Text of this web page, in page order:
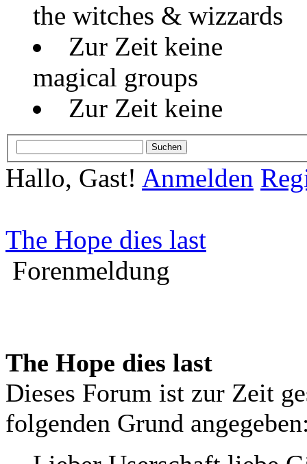
the witches & wizzards
Zur Zeit keine
magical groups
Zur Zeit keine
Hallo, Gast! Anmelden
The Hope dies last
Forenmeldung
The Hope dies last
Dieses Forum ist zur Zeit
folgenden Grund